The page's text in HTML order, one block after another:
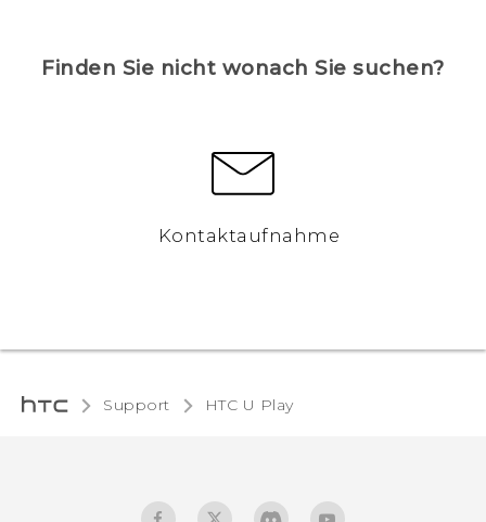
Finden Sie nicht wonach Sie suchen?
Kontaktaufnahme
Support HTC U Play‎